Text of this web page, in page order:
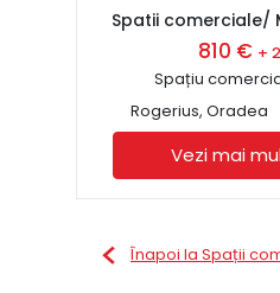
Spatii comerciale/
810 € +
Spațiu
Rogerius, Oradea
Vezi mai
Înapoi la Spații